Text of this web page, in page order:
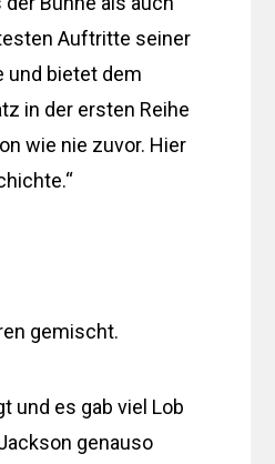
Auftritte seiner
und bietet dem
in der ersten Reihe
wie nie zuvor. Hier
gemischt.
und es gab viel Lob
genauso